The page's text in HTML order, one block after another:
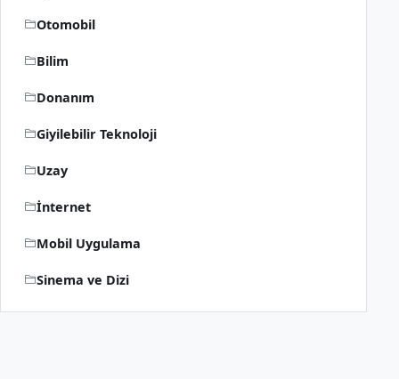
Otomobil
Bilim
Donanım
Giyilebilir Teknoloji
Uzay
İnternet
Mobil Uygulama
Sinema ve Dizi